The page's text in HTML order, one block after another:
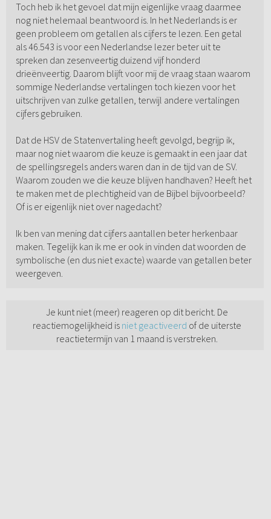
Toch heb ik het gevoel dat mijn eigenlijke vraag daarmee
nog niet helemaal beantwoord is. In het Nederlands is er
geen probleem om getallen als cijfers te lezen. Een getal
als 46.543 is voor een Nederlandse lezer beter uit te
spreken dan zesenveertig duizend vijf honderd
drieënveertig. Daarom blijft voor mij de vraag staan waarom
sommige Nederlandse vertalingen toch kiezen voor het
uitschrijven van zulke getallen, terwijl andere vertalingen
cijfers gebruiken.
Dat de HSV de Statenvertaling heeft gevolgd, begrijp ik,
maar nog niet waarom die keuze is gemaakt in een jaar dat
de spellingsregels anders waren dan in de tijd van de SV.
Waarom zouden we die keuze blijven handhaven? Heeft het
te maken met de plechtigheid van de Bijbel bijvoorbeeld?
Of is er eigenlijk niet over nagedacht?
Ik ben van mening dat cijfers aantallen beter herkenbaar
maken. Tegelijk kan ik me er ook in vinden dat woorden de
symbolische (en dus niet exacte) waarde van getallen beter
weergeven.
Je kunt niet (meer) reageren op dit bericht. De
reactiemogelijkheid is niet geactiveerd of de uiterste
reactietermijn van 1 maand is verstreken.